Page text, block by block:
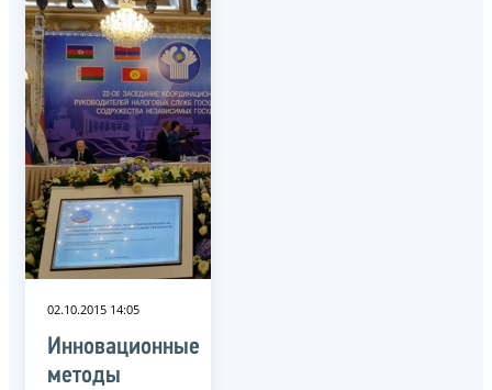
02.10.2015 14:05
Инновационные
методы